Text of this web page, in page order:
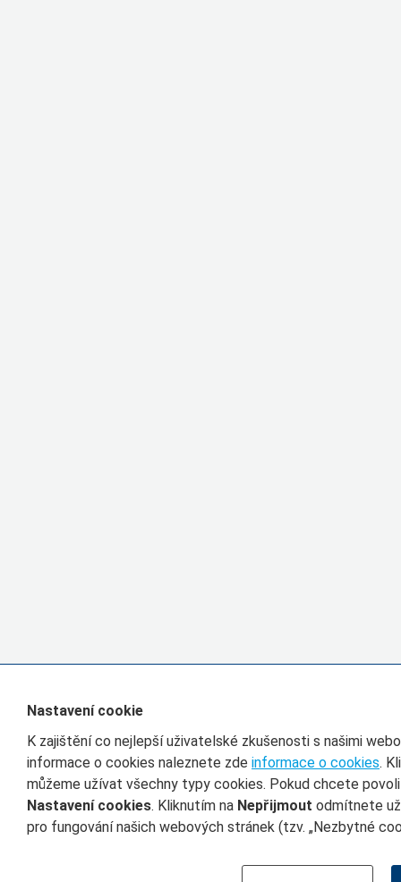
Nastavení cookie
K zajištění co nejlepší uživatelské zkušenosti s našimi
informace o cookies naleznete zde informace o cookies.
můžeme užívat všechny typy cookies. Pokud chcete
Nastavení cookies. Kliknutím na Nepřijmout odmítnete
pro fungování našich webových stránek (tzv. „Nezbytné